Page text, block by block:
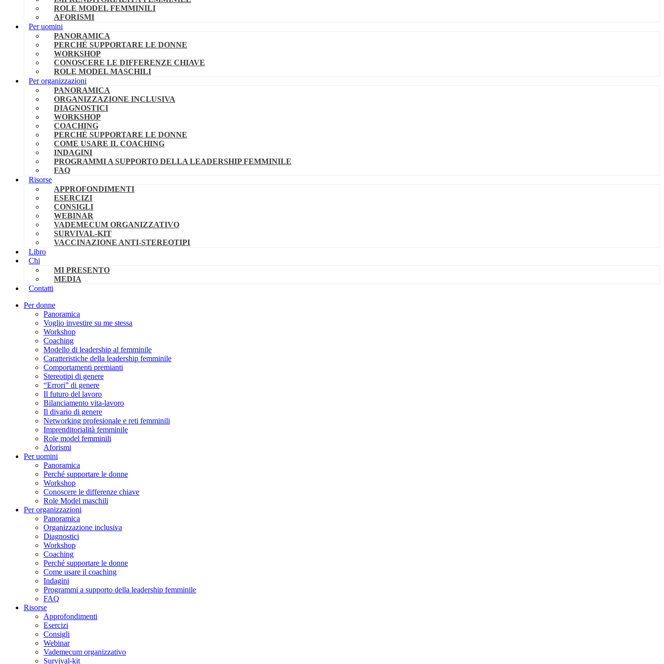
ROLE MODEL FEMMINILI
AFORISMI
Per uomini
PANORAMICA
PERCHÉ SUPPORTARE LE DONNE
WORKSHOP
CONOSCERE LE DIFFERENZE CHIAVE
ROLE MODEL MASCHILI
Per organizzazioni
PANORAMICA
ORGANIZZAZIONE INCLUSIVA
DIAGNOSTICI
WORKSHOP
COACHING
PERCHÉ SUPPORTARE LE DONNE
COME USARE IL COACHING
INDAGINI
PROGRAMMI A SUPPORTO DELLA LEADERSHIP FEMMINILE
FAQ
Risorse
APPROFONDIMENTI
ESERCIZI
CONSIGLI
WEBINAR
VADEMECUM ORGANIZZATIVO
SURVIVAL-KIT
VACCINAZIONE ANTI-STEREOTIPI
Libro
Chi
MI PRESENTO
MEDIA
Contatti
Per donne
Panoramica
Voglio investire su me stessa
Workshop
Coaching
Modello di leadership al femminile
Caratteristiche della leadership femminile
Comportamenti premianti
Stereotipi di genere
“Errori” di genere
Il futuro del lavoro
Bilanciamento vita-lavoro
Il divario di genere
Networking profesionale e reti femminili
Imprenditorialità femminile
Role model femminili
Aforismi
Per uomini
Panoramica
Perché supportare le donne
Workshop
Conoscere le differenze chiave
Role Model maschili
Per organizzazioni
Panoramica
Organizzazione inclusiva
Diagnostici
Workshop
Coaching
Perché supportare le donne
Come usare il coaching
Indagini
Programmi a supporto della leadership femminile
FAQ
Risorse
Approfondimenti
Esercizi
Consigli
Webinar
Vademecum organizzativo
Survival-kit